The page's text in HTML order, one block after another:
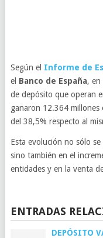
Según el Informe de
el Banco de España, en
de depósito que operan
ganaron 12.364 millones
del 38,5% respecto al
Esta evolución no sólo
sino también en el
entidades y en la venta
ENTRADAS
DEPÓSITO